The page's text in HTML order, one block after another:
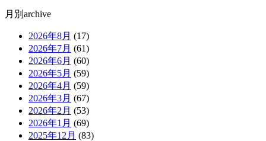
月別archive
2026年8月 (17)
2026年7月 (61)
2026年6月 (60)
2026年5月 (59)
2026年4月 (59)
2026年3月 (67)
2026年2月 (53)
2026年1月 (69)
2025年12月 (83)